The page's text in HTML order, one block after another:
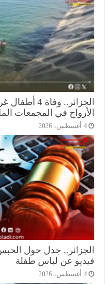
الجزائر.. وفاة 4
في المجمعات المائية
جدل حول الحبس
عن لباس طفلة